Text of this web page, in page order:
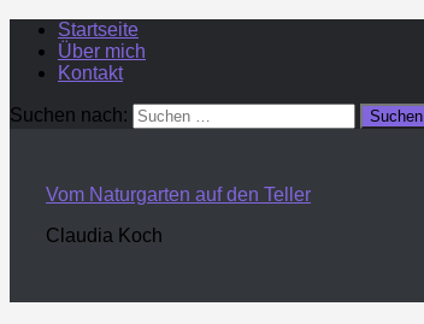
Startseite
Über mich
Kontakt
Suchen nach:
Vom Naturgarten auf den Teller
Claudia Koch